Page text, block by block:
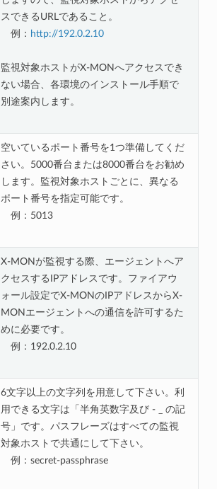
スできるURLであること。
例： http://192.0.2.10
監視対象ホストがX-MONへアクセスでき
ない場合、各環境のインストール手順で
別途案内します。
空いているポート番号を1つ準備してくだ
さい。5000番台または8000番台をお勧め
します。監視対象ホストごとに、異なる
ポート番号を指定可能です。
例：5013
X-MONが監視する際、エージェントへア
クセスするIPアドレスです。ファイアウ
ォール設定でX-MONのIPアドレスからX-
MONエージェントへの通信を許可するた
めに必要です。
例：192.0.2.10
6文字以上の文字列を用意して下さい。利
用できる文字は「半角英数字及び - _ の記
号」です。パスフレーズはすべての監視
対象ホストで共通にして下さい。
例：secret-passphrase